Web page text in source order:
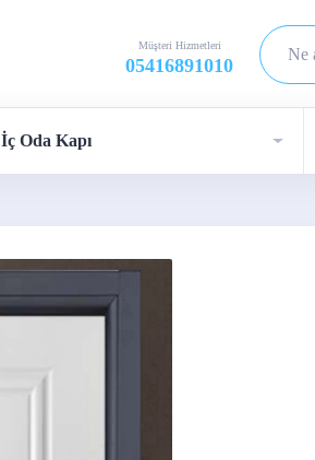
Müşteri Hizmetleri
05416891010
İç Oda Kapı